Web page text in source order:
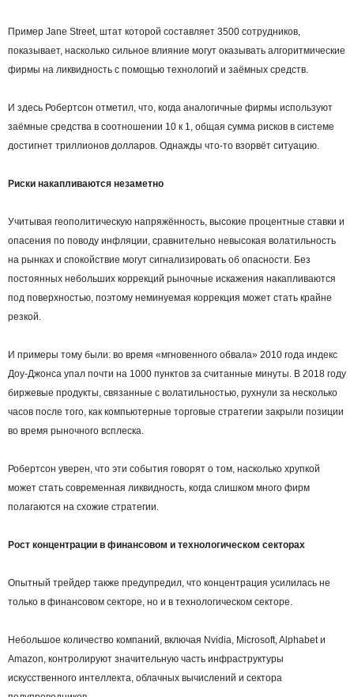
Пример Jane Street, штат которой составляет 3500 сотрудников,
показывает, насколько сильное влияние могут оказывать алгоритмические
фирмы на ликвидность с помощью технологий и заёмных средств.
И здесь Робертсон отметил, что, когда аналогичные фирмы используют
заёмные средства в соотношении 10 к 1, общая сумма рисков в системе
достигнет триллионов долларов. Однажды что-то взорвёт ситуацию.
Риски накапливаются незаметно
Учитывая геополитическую напряжённость, высокие процентные ставки и
опасения по поводу инфляции, сравнительно невысокая волатильность
на рынках и спокойствие могут сигнализировать об опасности. Без
постоянных небольших коррекций рыночные искажения накапливаются
под поверхностью, поэтому неминуемая коррекция может стать крайне
резкой.
И примеры тому были: во время «мгновенного обвала» 2010 года индекс
Доу-Джонса упал почти на 1000 пунктов за считанные минуты. В 2018 году
биржевые продукты, связанные с волатильностью, рухнули за несколько
часов после того, как компьютерные торговые стратегии закрыли позиции
во время рыночного всплеска.
Робертсон уверен, что эти события говорят о том, насколько хрупкой
может стать современная ликвидность, когда слишком много фирм
полагаются на схожие стратегии.
Рост концентрации в финансовом и технологическом секторах
Опытный трейдер также предупредил, что концентрация усилилась не
только в финансовом секторе, но и в технологическом секторе.
Небольшое количество компаний, включая Nvidia, Microsoft, Alphabet и
Amazon, контролируют значительную часть инфраструктуры
искусственного интеллекта, облачных вычислений и сектора